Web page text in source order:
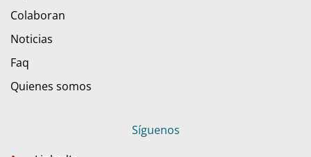
Colaboran
Noticias
Faq
Quienes somos
Síguenos